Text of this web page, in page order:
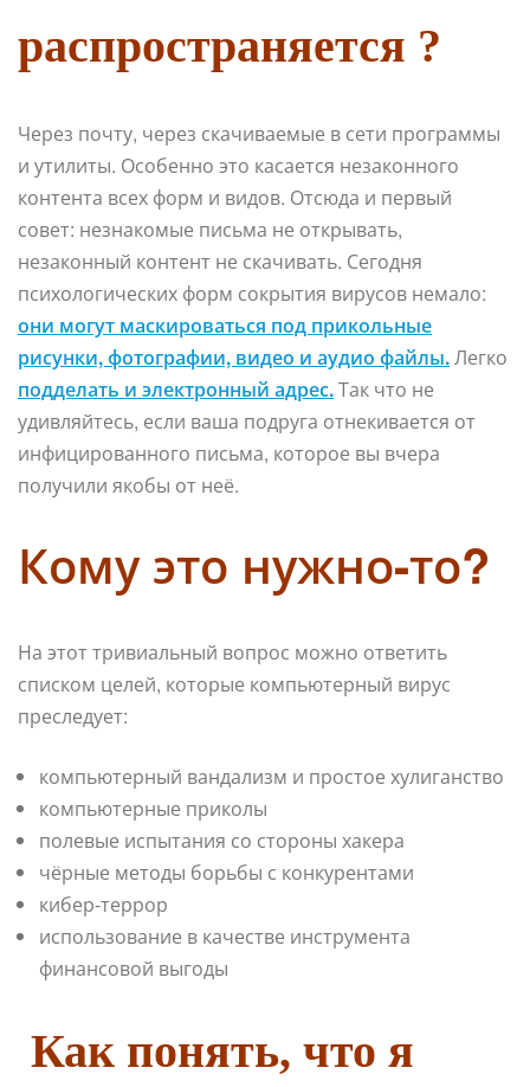
распространяется ?
Через почту, через скачиваемые в сети программы
и утилиты. Особенно это касается незаконного
контента всех форм и видов. Отсюда и первый
совет: незнакомые письма не открывать,
незаконный контент не скачивать. Сегодня
психологических форм сокрытия вирусов немало:
они могут маскироваться под прикольные
рисунки, фотографии, видео и аудио файлы.Легко
подделать и электронный адрес.Так что не
удивляйтесь, если ваша подруга отнекивается от
инфицированного письма, которое вы вчера
получили якобы от неё.
Кому это нужно-то?
На этот тривиальный вопрос можно ответить
списком целей, которые компьютерный вирус
преследует:
компьютерный вандализм и простое хулиганство
компьютерные приколы
полевые испытания со стороны хакера
чёрные методы борьбы с конкурентами
кибер-террор
использование в качестве инструмента
финансовой выгоды
Как понять, что я